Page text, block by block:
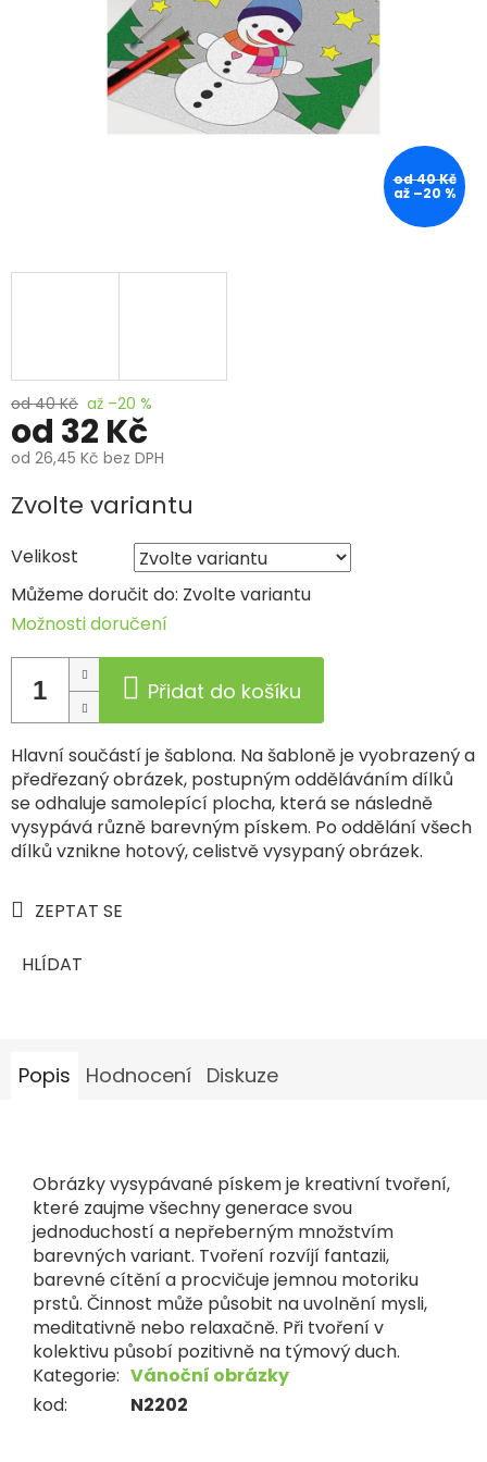
od 40 Kč
až –20 %
od 40 Kč až –20 %
od 32 Kč
od 26,45 Kč bez DPH
Měrná
cena:
Zvolte variantu
Velikost
Můžeme doručit do: Zvolte variantu
Možnosti doručení
Přidat do košíku
Hlavní součástí je šablona. Na šabloně je vyobrazený a
předřezaný obrázek, postupným odděláváním dílků
se odhaluje samolepící plocha, která se následně
vysypává různě barevným pískem. Po oddělání všech
dílků vznikne hotový, celistvě vysypaný obrázek.
ZEPTAT SE
HLÍDAT
Popis Hodnocení Diskuze
Obrázky vysypávané pískem je kreativní tvoření,
které zaujme všechny generace svou
jednoduchostí a nepřeberným množstvím
barevných variant. Tvoření rozvíjí fantazii,
barevné cítění a procvičuje jemnou motoriku
prstů. Činnost může působit na uvolnění mysli,
meditativně nebo relaxačně. Při tvoření v
kolektivu působí pozitivně na týmový duch.
Kategorie: Vánoční obrázky
kod: N2202